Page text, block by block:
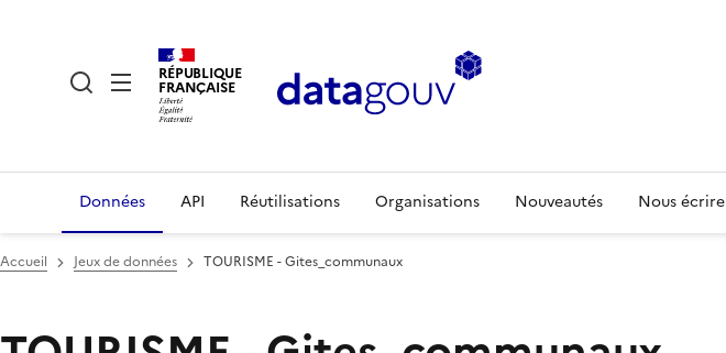
RÉPUBLIQUE
FRANÇAISE
Données API Réutilisations Organisations Nouveautés Nous écrire
Accueil Jeux de données TOURISME - Gites_communaux